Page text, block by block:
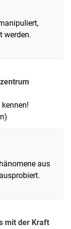
werden.
aus
mit der Kraft